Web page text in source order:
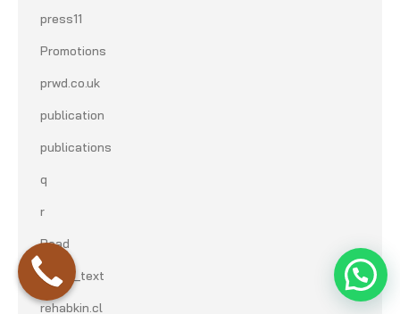
press11
Promotions
prwd.co.uk
publication
publications
q
r
Read
ready_text
rehabkin.cl